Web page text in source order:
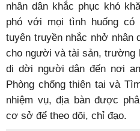
nhân dân khắc phục khó
phó với mọi tình huống
tuyên truyền nhắc nhở nhân
cho người và tài sản, trường
di dời người dân đến nơi
Phòng chống thiên tai và
nhiệm vụ, địa bàn được
cơ sở để theo dõi, chỉ đạo.